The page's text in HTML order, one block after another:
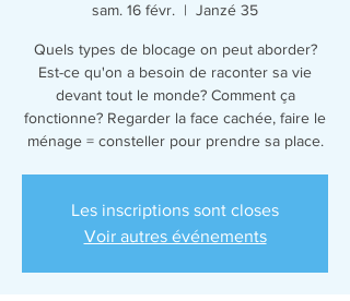
sam. 16 févr.
  |
Janzé 35
Quels types de blocage on peut aborder?
Est-ce qu'on a besoin de raconter sa vie
devant tout le monde? Comment ça
fonctionne? Regarder la face cachée, faire le
ménage = consteller pour prendre sa place.
Les inscriptions sont closes
Voir autres événements